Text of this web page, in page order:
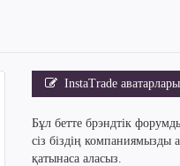
InstaTrade аватарлары
Бұл бетте брэндтік
сіз біздің компаниямызды
қатынаса аласыз.